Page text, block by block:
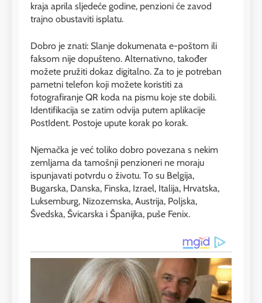
kraja aprila sljedeće godine, penzioni će zavod
trajno obustaviti isplatu.
Dobro je znati: Slanje dokumenata e-poštom ili
faksom nije dopušteno. Alternativno, također
možete pružiti dokaz digitalno. Za to je potreban
pametni telefon koji možete koristiti za
fotografiranje QR koda na pismu koje ste dobili.
Identifikacija se zatim odvija putem aplikacije
PostIdent. Postoje upute korak po korak.
Njemačka je već toliko dobro povezana s nekim
zemljama da tamošnji penzioneri ne moraju
ispunjavati potvrdu o životu. To su Belgija,
Bugarska, Danska, Finska, Izrael, Italija, Hrvatska,
Luksemburg, Nizozemska, Austrija, Poljska,
Švedska, Švicarska i Španijka, puše Fenix.